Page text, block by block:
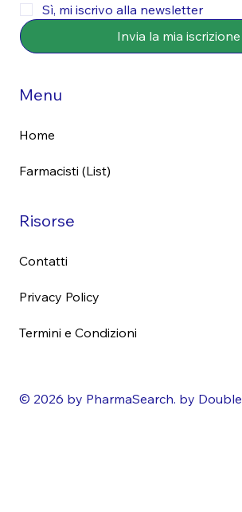
Sì, mi iscrivo alla newsletter
Invia la mia iscrizione
Menu
Home
Farmacisti (List)
Risorse
Contatti
Privacy Policy
Termini e Condizioni
© 2026 by PharmaSearch. by Double